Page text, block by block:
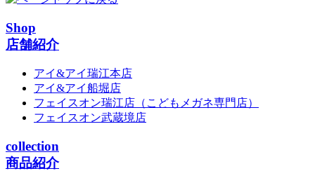
Shop
店舗紹介
アイ&アイ瑞江本店
アイ&アイ船堀店
フェイスオン瑞江店 （こどもメガネ専門店）
フェイスオン武蔵境店
collection
商品紹介